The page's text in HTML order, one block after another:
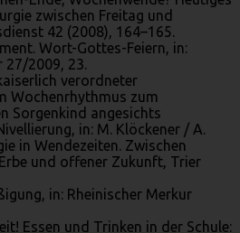
zwischen Freitag und
42 (2008), 164–165.
Wort-Gottes-Feiern, in:
27/2009, 23.
verordneter
Wochenrhythmus zum
Sorgenkind angesichts
in: M. Klöckener / A.
in Wendezeiten. Zwischen
und offener Zukunft, Trier
in: Rheinischer Merkur
Essen und Trinken in der Schule: